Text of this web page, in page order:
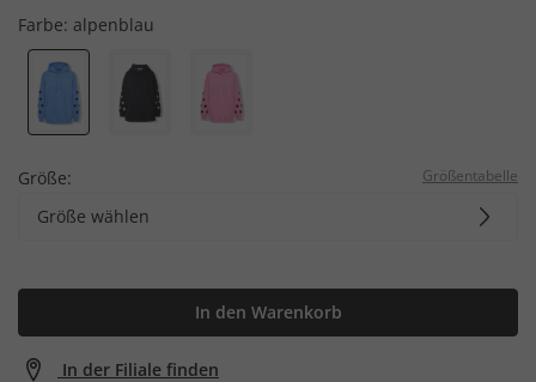
Farbe: alpenblau
Größe: Größentabelle
Größe wählen
In den Warenkorb
In der Filiale finden